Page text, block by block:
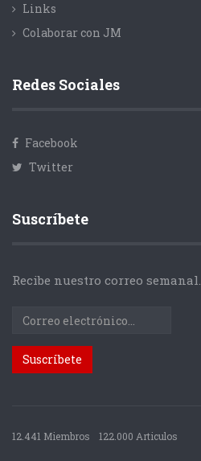
Links
Colaborar con JM
Redes Sociales
Facebook
Twitter
Suscríbete
Recibe nuestro correo semanal.
12.441 Miembros 122.000 Articulos